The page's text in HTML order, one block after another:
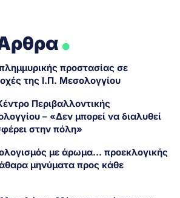
.
προστασίας σε
της Ι.Π. Μεσολογγίου
Περιβαλλοντικής
– «Δεν μπορεί να διαλυθεί
στην πόλη»
με άρωμα… προεκλογικής
μηνύματα προς κάθε